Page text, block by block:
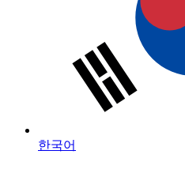
한국어